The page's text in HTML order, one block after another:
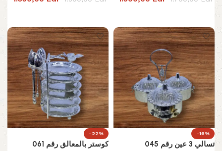
-16%
تسالي 3 عين رقم 045
-22%
كوستر بالمعالق رقم 061